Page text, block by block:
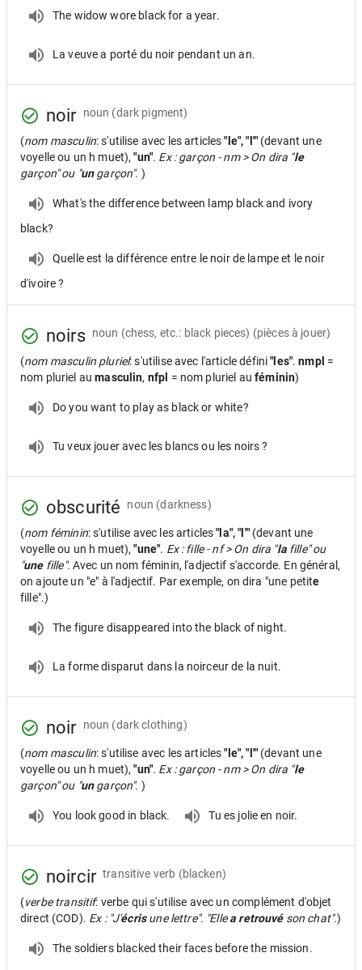
The widow wore black for a year.
La veuve a porté du noir pendant un an.
noir noun (dark pigment)
(nom masculin: s'utilise avec les articles"le", "l'" (devant une
voyelle ou un h muet),"un". Ex : garçon - nm > On dira "le
garçon" ou "ungarçon". )
What's the difference between lamp black and ivory
black?
Quelle est la différence entre le noir de lampe et le noir
d'ivoire ?
noirs noun (chess, etc.: black pieces) (pièces à jouer)
(nom masculin pluriel: s'utilise avec l'article défini"les".nmpl =
nom pluriel aumasculin, nfpl = nom pluriel auféminin)
Do you want to play as black or white?
Tu veux jouer avec les blancs ou les noirs ?
obscurité noun (darkness)
(nom féminin: s'utilise avec les articles"la", "l'" (devant une
voyelle ou un h muet),"une". Ex : fille - nf > On dira "lafille" ou
"unefille". Avec un nom féminin, l'adjectif s'accorde. En général,
on ajoute un "e" à l'adjectif. Par exemple, on dira "une petite
fille".)
The figure disappeared into the black of night.
La forme disparut dans la noirceur de la nuit.
noir noun (dark clothing)
(nom masculin: s'utilise avec les articles"le", "l'" (devant une
voyelle ou un h muet),"un". Ex : garçon - nm > On dira "le
garçon" ou "ungarçon". )
You look good in black. Tu es jolie en noir.
noircir transitive verb (blacken)
(verbe transitif: verbe qui s'utilise avec un complément d'objet
direct (COD). Ex : "J'écrisune lettre". "Ellea retrouvéson chat".)
The soldiers blacked their faces before the mission.